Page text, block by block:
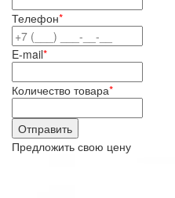
Телефон*
E-mail*
Количество товара*
Предложить свою цену